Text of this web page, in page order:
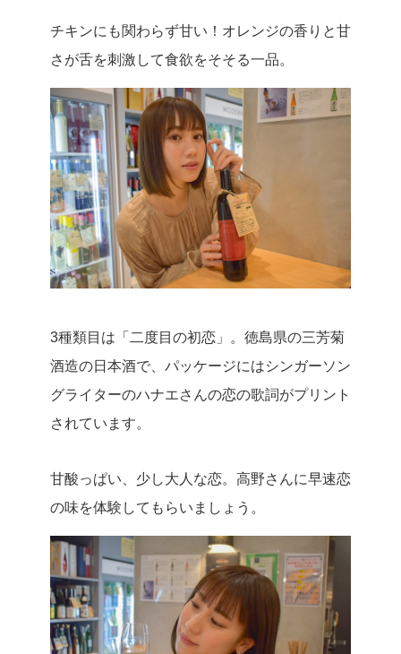
チキンにも関わらず甘い！オレンジの香りと甘
さが舌を刺激して食欲をそそる一品。
3種類目は「二度目の初恋」。徳島県の三芳菊
酒造の日本酒で、パッケージにはシンガーソン
グライターのハナエさんの恋の歌詞がプリント
されています。
甘酸っぱい、少し大人な恋。高野さんに早速恋
の味を体験してもらいましょう。